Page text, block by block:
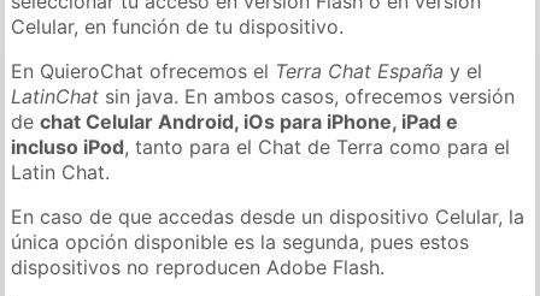
Celular, en función de tu dispositivo.
En QuieroChat ofrecemos el Terra Chat España y el
LatinChat sin java. En ambos casos, ofrecemos versión
dechat Celular Android, iOs para iPhone, iPad e
incluso iPod, tanto para el Chat de Terra como para el
Latin Chat.
En caso de que accedas desde un dispositivo Celular, la
única opción disponible es la segunda, pues estos
dispositivos no reproducen Adobe Flash.